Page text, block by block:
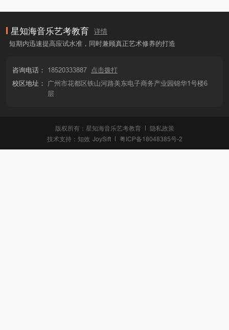
星知海音乐艺考教育
详情
短期内迅速提高应试水准，同时兼顾真正艺术修养的打造
咨询电话： 18520333887
点击拨打
校区地址：
广州市花都区铁山河路美东电子商务产业园锦华1号楼6
层
版权所有：星知海音乐艺考教育
隐私政策
技术支持： 知效 JoySift 粤ICP备18048385号-2